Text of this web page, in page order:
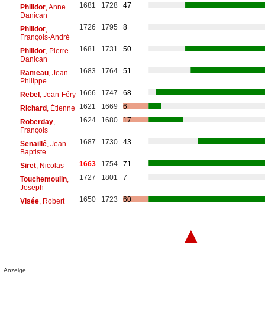
Philidor, Anne
Danican
1681 1728 47
Philidor,
François-André
1726 1795 8
Philidor, Pierre
Danican
1681 1731 50
Rameau, Jean-
Philippe
1683 1764 51
Rebel, Jean-Féry 1666 1747
68
Richard, Étienne 1621 1669
6
Roberday,
François
1624 1680 17
Senaillé, Jean-
Baptiste
1687 1730 43
Siret, Nicolas 1663 1754
71
Touchemoulin,
Joseph
1727 1801 7
Visée, Robert 1650 1723 60
▲
Anzeige